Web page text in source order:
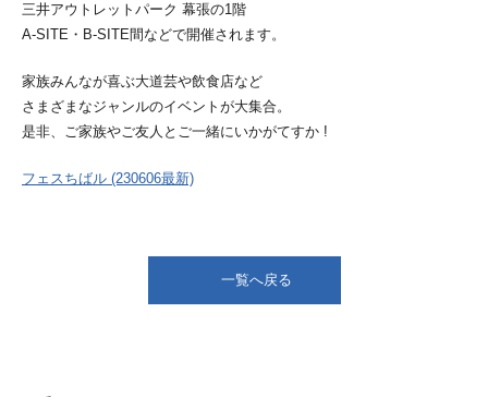
三井アウトレットパーク 幕張の1階
A-SITE・B-SITE間などで開催されます。
家族みんなが喜ぶ大道芸や飲食店など
さまざまなジャンルのイベントが大集合。
是非、ご家族やご友人とご一緒にいかがてすか !
フェスちばル (230606最新)
一覧へ戻る